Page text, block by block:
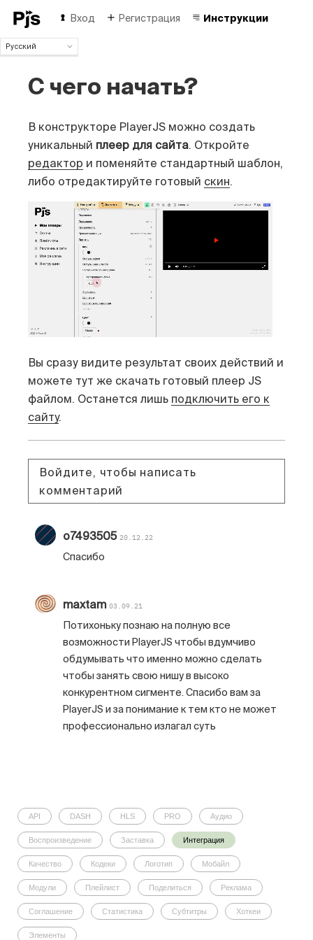
Вход Регистрация Инструкции
Русский
English
Español
Deutsch
Français
С чего начать?
В конструкторе PlayerJS можно создать
уникальный плеер для сайта. Откройте
редактор и поменяйте стандартный шаблон,
либо отредактируйте готовый скин.
Вы сразу видите результат своих действий и
можете тут же скачать готовый плеер JS
файлом. Останется лишь подключить его к
сайту.
Войдите, чтобы написать
комментарий
o7493505 20.12.22
Спасибо
maxtam03.09.21
Потихоньку познаю на полную все
возможности PlayerJS чтобы вдумчиво
обдумывать что именно можно сделать
чтобы занять свою нишу в высоко
конкурентном сигменте. Спасибо вам за
PlayerJS и за понимание к тем кто не может
профессионально излагал суть
API DASH HLS PRO Аудио
Воспроизведение Заставка Интеграция
Качество Кодеки Логотип Мобайл
Модули Плейлист Поделиться Реклама
Соглашение Статистика Субтитры Хоткеи
Элементы